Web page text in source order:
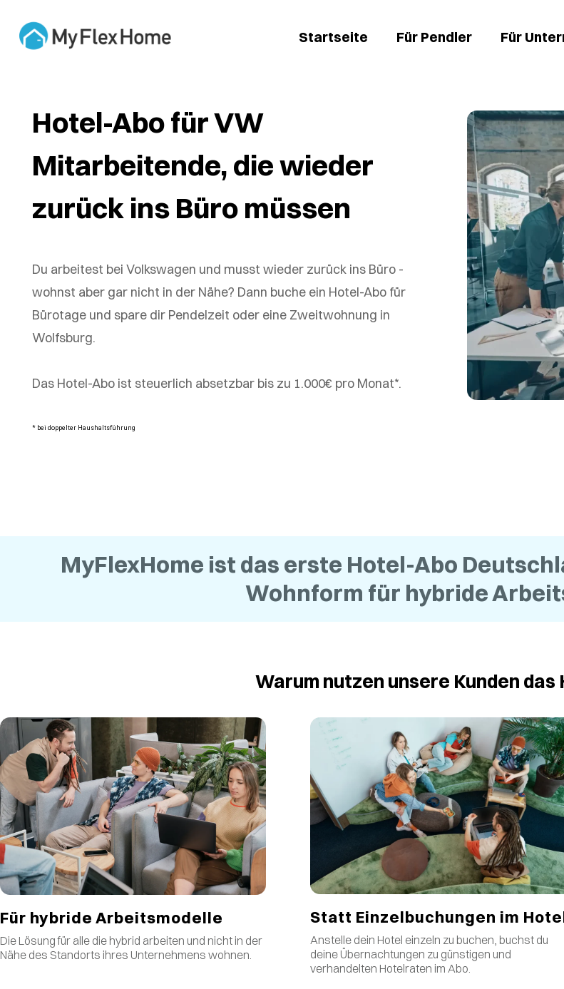
Startseite Für Pendler Für
Hotel-Abo für VW
Mitarbeitende, die wieder
zurück ins Büro müssen
Du arbeitest bei Volkswagen und musst wieder zurück ins Büro -
wohnst aber gar nicht in der Nähe? Dann buche ein Hotel-Abo für
Bürotage und spare dir Pendelzeit oder eine Zweitwohnung in
Wolfsburg.
Das Hotel-Abo ist steuerlich absetzbar bis zu 1.000€ pro Monat*.
* bei doppelter Haushaltsführung
MyFlexHome ist das erste Hotel-Abo
Wohnform für hybride
Warum nutzen unsere Kunden das
Für hybride Arbeitsmodelle
Die Lösung für alle die hybrid arbeiten und nicht in der
Nähe des Standorts ihres Unternehmens wohnen.
Statt Einzelbuchungen im
Anstelle dein Hotel einzeln zu buchen, buchst du
deine Übernachtungen zu günstigen und
verhandelten Hotelraten im Abo.